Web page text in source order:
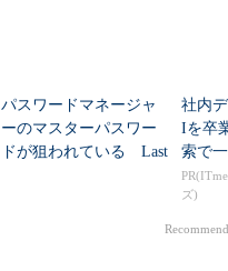
パスワードマネージャ
ーのマスターパスワー
ドが狙われている Last
社内
Iを卒
索で
ズ)